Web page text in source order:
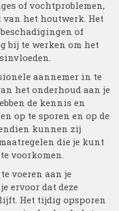
of vochtproblemen,
het houtwerk. Het
of
bij te werken om het
aannemer in te
het onderhoud aan je
de kennis en
op te sporen en op de
kunnen zij
die je kunt
voorkomen.
voeren aan je
ervoor dat deze
Het tijdig opsporen